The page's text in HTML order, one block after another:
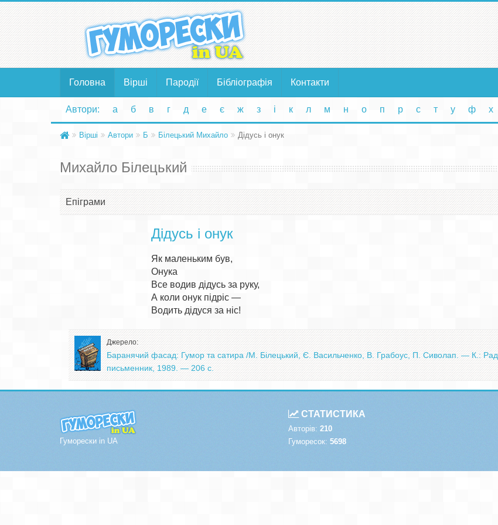
Головна Вірші Пародії Бібліографія Контакти
Автори: а б в г д е є ж з і к л м н о п р с т у ф х
Вірші Автори Б Білецький Михайло Дідусь і онук
Михайло Білецький
Епіграми
Дідусь і онук
Як маленьким був,
Онука
Все водив дідусь за руку,
А коли онук підріс —
Джерело:
Баранячий фасад: Гумор та сатира /М. Білецький, Є. Васильченко, В. Грабоус, П. Сиволап. — К.: Рад.
письменник, 1989. — 206 с.
Гуморески in UA
СТАТИСТИКА
Авторів: 210
Гуморесок: 5698